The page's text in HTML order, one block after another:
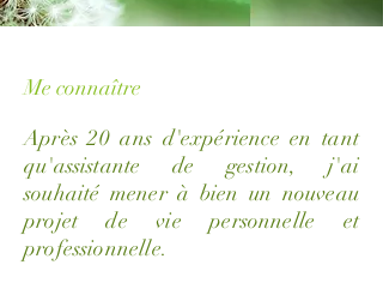
Me connaître
Après 20 ans d'expérience en tant
qu'assistante de gestion, j'ai
souhaité mener à bien un nouveau
projet de vie personnelle et
professionnelle.